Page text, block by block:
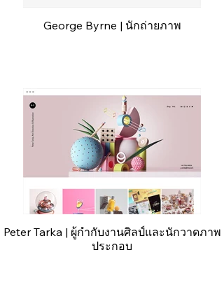
George Byrne | นักถ่ายภาพ
Peter Tarka | ผู้กำกับงานศิลป์และนักวาดภาพ
ประกอบ